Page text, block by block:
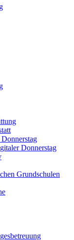
Donnerstag
Grundschulen